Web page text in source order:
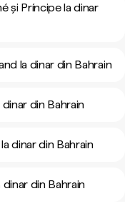
și Príncipe la dinar
la dinar din Bahrain
din Bahrain
dinar din Bahrain
din Bahrain